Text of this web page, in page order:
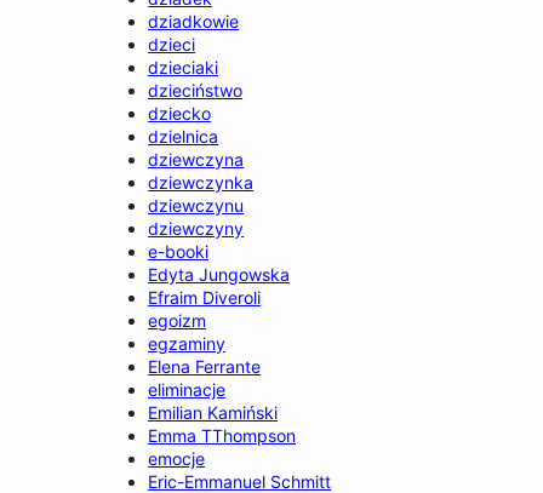
dziadkowie
dzieci
dzieciaki
dzieciństwo
dziecko
dzielnica
dziewczyna
dziewczynka
dziewczynu
dziewczyny
e-booki
Edyta Jungowska
Efraim Diveroli
egoizm
egzaminy
Elena Ferrante
eliminacje
Emilian Kamiński
Emma TThompson
emocje
Eric-Emmanuel Schmitt